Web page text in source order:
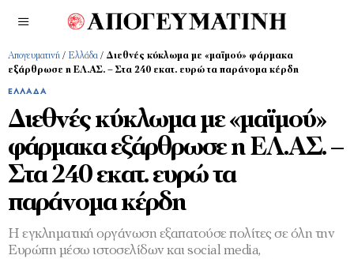
Απογευματινή / Ελλάδα / Διεθνές κύκλωμα με «μαϊμού» φάρμακα
εξάρθρωσε η ΕΛ.ΑΣ. – Στα 240 εκατ. ευρώ τα παράνομα κέρδη
ΕΛΛΆΔΑ
Διεθνές κύκλωμα με «μαϊμού»
φάρμακα εξάρθρωσε η ΕΛ.ΑΣ. –
Στα 240 εκατ. ευρώ τα
παράνομα κέρδη
Η εγκληματική οργάνωση εξαπατούσε πολίτες σε όλη την
Ευρώπη μέσω ιστοσελίδων και social media,